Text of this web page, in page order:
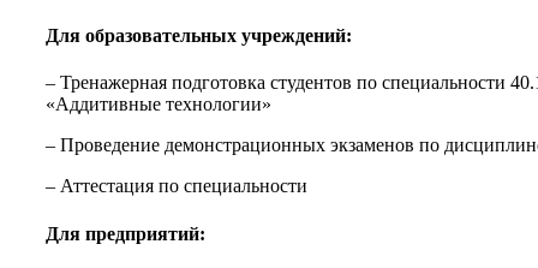
Для образовательных учреждений:
– Тренажерная подготовка студентов по специальности
«Аддитивные технологии»
– Проведение демонстрационных экзаменов по
– Аттестация по специальности
Для предприятий: